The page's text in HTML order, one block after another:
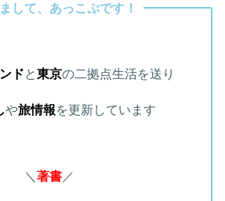
して、あっこぷです！
ドと東京の二拠点生活を送り
や旅情報を更新しています
＼ 著書 ／